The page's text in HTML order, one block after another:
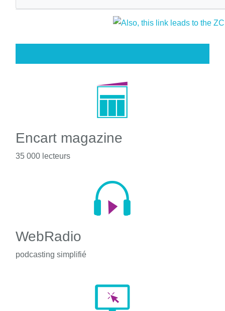
Encart magazine
35 000 lecteurs
WebRadio
podcasting simplifié